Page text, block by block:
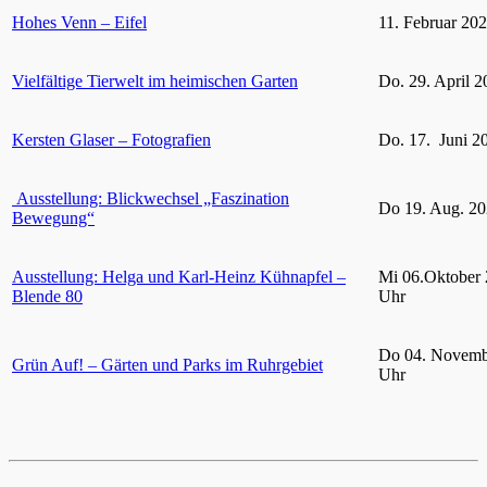
Hohes Venn – Eifel 11. Februar
Vielfältige Tierwelt im heimischen Garten Do. 29. April
Kersten Glaser – Fotografien Do. 17. Juni
Ausstellung: Blickwechsel „Faszination
Bewegung“
Do 19. Aug.
Ausstellung: Helga und Karl-Heinz Kühnapfel –
Blende 80
Mi 06.Oktober
Uhr
Grün Auf! – Gärten und Parks im Ruhrgebiet
Do 04.
Uhr